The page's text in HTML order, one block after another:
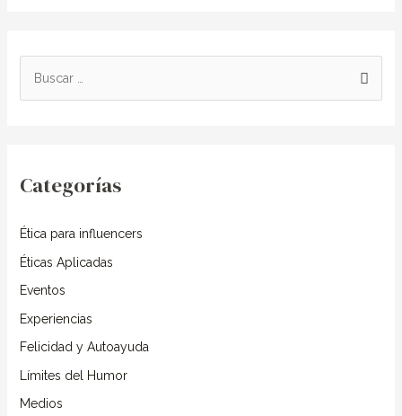
a
p
o
r
Categorías
Ética para influencers
Éticas Aplicadas
Eventos
Experiencias
Felicidad y Autoayuda
Límites del Humor
Medios